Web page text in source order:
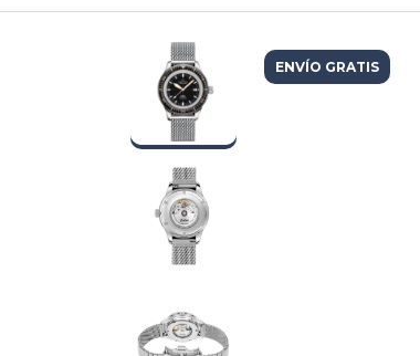
ENVÍO GRATIS